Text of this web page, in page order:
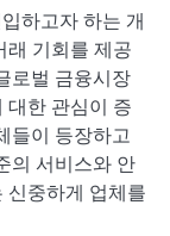
하고자 하는 개
래 기회를 제공
로벌 금융시장
대한 관심이 증
들이 등장하고
의 서비스와 안
신중하게 업체를